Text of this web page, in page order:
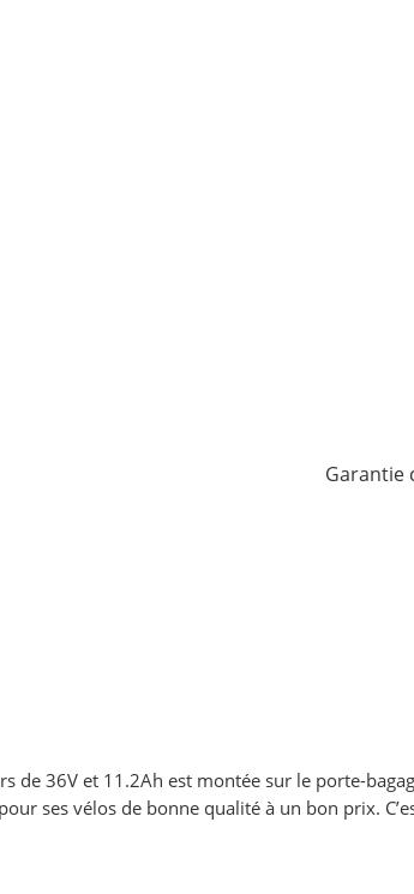
Garantie
de 36V et 11.2Ah est montée sur le porte-
ses vélos de bonne qualité à un bon prix.